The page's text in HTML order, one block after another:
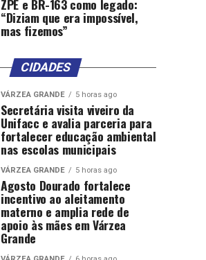
ZPE e BR-163 como legado:
“Diziam que era impossível,
mas fizemos”
CIDADES
VÁRZEA GRANDE 5 horas ago
Secretária visita viveiro da
Unifacc e avalia parceria para
fortalecer educação ambiental
nas escolas municipais
VÁRZEA GRANDE 5 horas ago
Agosto Dourado fortalece
incentivo ao aleitamento
materno e amplia rede de
apoio às mães em Várzea
Grande